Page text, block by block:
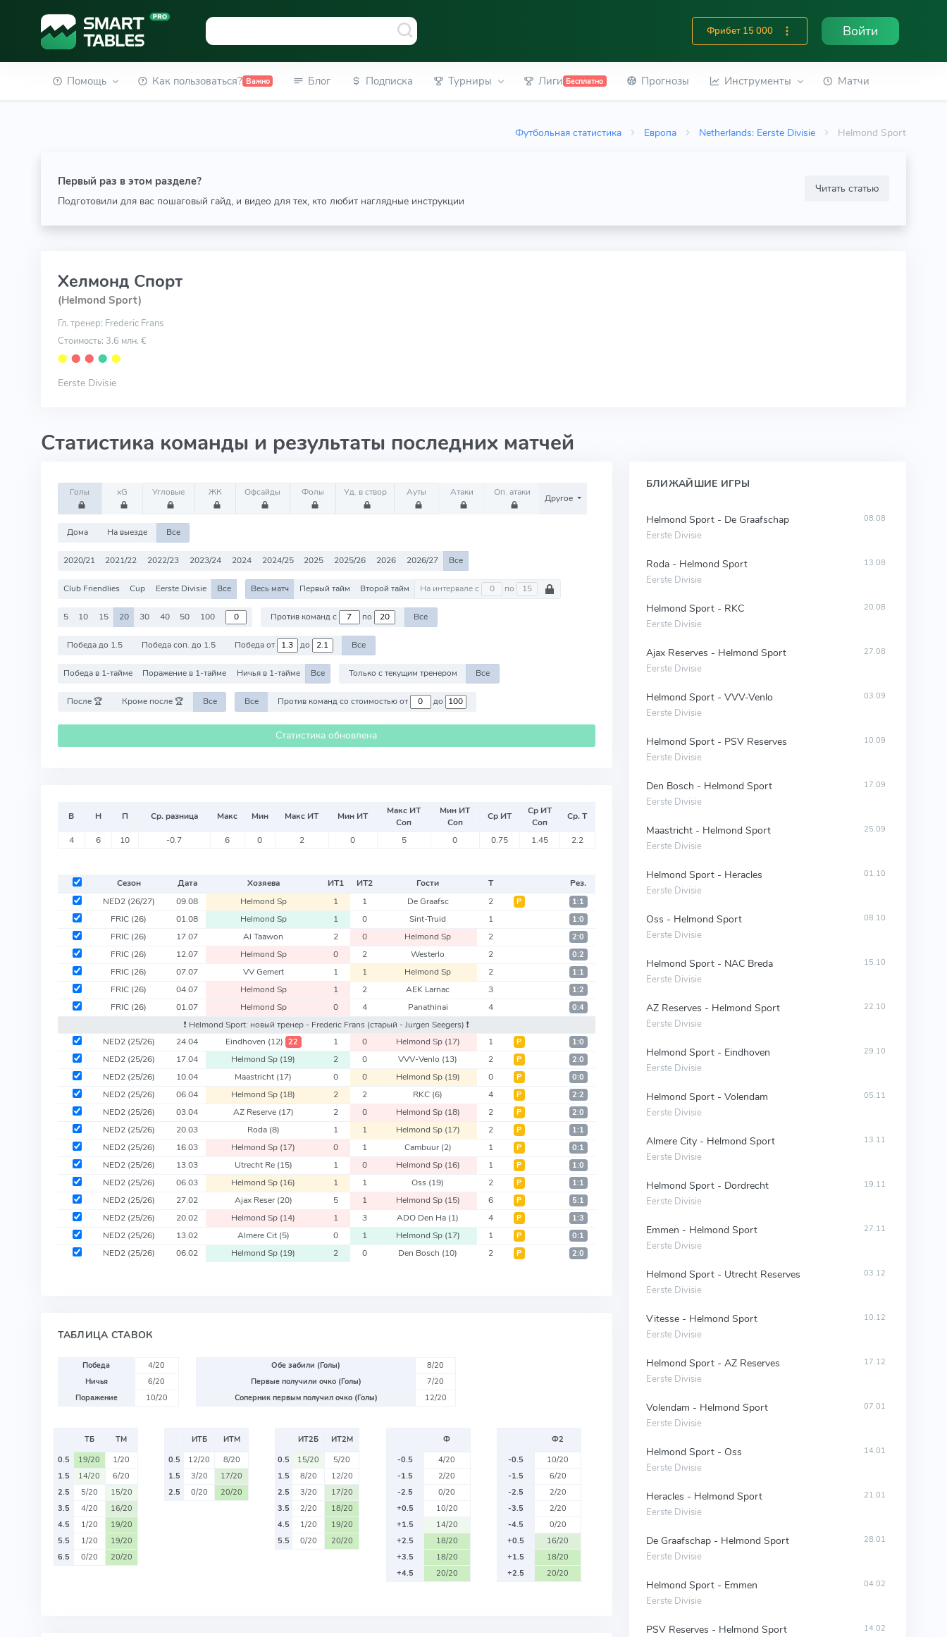
Фрибет 15 000 Войти
Помощь Как пользоваться? Важно Блог Подписка Турниры Лиги Бесплатно Прогнозы Инструменты Матчи
Футбольная статистика Европа Netherlands: Eerste Divisie Helmond Sport
Первый раз в этом разделе?
Подготовили для вас пошаговый гайд, и видео для тех, кто любит наглядные инструкции
Читать статью
Хелмонд Спорт
(Helmond Sport)
Гл. тренер: Frederic Frans
Стоимость: 3.6 млн. €
⬤ ⬤ ⬤ ⬤ ⬤
Eerste Divisie
Статистика команды и результаты последних матчей
Голы xG Угловые ЖК Офсайды Фолы Уд. в створ Ауты Атаки Оп. атаки
Другое
Дома На выезде Все
2020/21 2021/22 2022/23 2023/24 2024 2024/25 2025 2025/26 2026 2026/27 Все
Club Friendlies Cup Eerste Divisie Все Весь матч Первый тайм Второй тайм На интервале с по
5 10 15 20 30 40 50 100 Против команд с по Все
Победа до 1.5 Победа соп. до 1.5 Победа от до Все
Победа в 1-тайме Поражение в 1-тайме Ничья в 1-тайме Все Только с текущим тренером Все
После 🏆 Кроме после 🏆 Все Все Против команд со стоимостью от до
Статистика обновлена
В Н П Ср. разница Макс Мин Макс ИТ Мин ИТ
Макс ИТ
Соп
Мин ИТ
Соп
Ср ИТ
Ср ИТ
Соп
Ср. Т
4 6 10 -0.7 6 0 2 0 5 0 0.75 1.45 2.2
Сезон Дата Хозяева ИТ1 ИТ2 Гости Т
Рез.
NED2 (26/27) 09.08 Helmond Sp 1 1 De Graafsc 2 Р 1:1
FRIC (26) 01.08 Helmond Sp 1 0 Sint-Truid 1 1:0
FRIC (26) 17.07 Al Taawon 2 0 Helmond Sp 2 2:0
FRIC (26) 12.07 Helmond Sp 0 2 Westerlo 2 0:2
FRIC (26) 07.07 VV Gemert 1 1 Helmond Sp 2 1:1
FRIC (26) 04.07 Helmond Sp 1 2 AEK Larnac 3 1:2
FRIC (26) 01.07 Helmond Sp 0 4 Panathinai 4 0:4
❗️ Helmond Sport: новый тренер - Frederic Frans (старый - Jurgen Seegers) ❗️
NED2 (25/26) 24.04 Eindhoven (12) 22 1 0 Helmond Sp (17) 1 Р 1:0
NED2 (25/26) 17.04 Helmond Sp (19) 2 0 VVV-Venlo (13) 2 Р 2:0
NED2 (25/26) 10.04 Maastricht (17) 0 0 Helmond Sp (19) 0 Р 0:0
NED2 (25/26) 06.04 Helmond Sp (18) 2 2 RKC (6) 4 Р 2:2
NED2 (25/26) 03.04 AZ Reserve (17) 2 0 Helmond Sp (18) 2 Р 2:0
NED2 (25/26) 20.03 Roda (8) 1 1 Helmond Sp (17) 2 Р 1:1
NED2 (25/26) 16.03 Helmond Sp (17) 0 1 Cambuur(2) 1 Р 0:1
NED2 (25/26) 13.03 Utrecht Re (15) 1 0 Helmond Sp (16) 1 Р 1:0
NED2 (25/26) 06.03 Helmond Sp (16) 1 1 Oss (19) 2 Р 1:1
NED2 (25/26) 27.02 Ajax Reser(20) 5 1 Helmond Sp (15) 6 Р 5:1
NED2 (25/26) 20.02 Helmond Sp (14) 1 3 ADO Den Ha (1) 4 Р 1:3
NED2 (25/26) 13.02 Almere Cit (5) 0 1 Helmond Sp (17) 1 Р 0:1
NED2 (25/26) 06.02 Helmond Sp (19) 2 0 Den Bosch (10) 2 Р 2:0
ТАБЛИЦА СТАВОК
Победа
4/20
Ничья
6/20
Поражение
10/20
Обе забили (Голы)
8/20
Первые получили очко (Голы)
7/20
Соперник первым получил очко (Голы)
12/20
ТБ
ТМ
0.5
19/20
1/20
1.5
14/20
6/20
2.5
5/20
15/20
3.5
4/20
16/20
4.5
1/20
19/20
5.5
1/20
19/20
6.5
0/20 20/20
ИТБ
ИТМ
0.5
12/20
8/20
1.5
3/20
17/20
2.5
0/20 20/20
ИТ2Б
ИТ2М
0.5
15/20
5/20
1.5
8/20
12/20
2.5
3/20
17/20
3.5
2/20
18/20
4.5
1/20
19/20
5.5
0/20 20/20
Ф
-0.5
4/20
-1.5
2/20
-2.5
0/20
+0.5
10/20
+1.5
14/20
+2.5
18/20
+3.5
18/20
+4.5
20/20
Ф2
-0.5
10/20
-1.5
6/20
-2.5
2/20
-3.5
2/20
-4.5
0/20
+0.5
16/20
+1.5
18/20
+2.5
20/20
БЛИЖАЙШИЕ ИГРЫ
Helmond Sport - De Graafschap
Eerste Divisie
08.08
Roda - Helmond Sport
Eerste Divisie
13.08
Helmond Sport - RKC
Eerste Divisie
20.08
Ajax Reserves - Helmond Sport
Eerste Divisie
27.08
Helmond Sport - VVV-Venlo
Eerste Divisie
03.09
Helmond Sport - PSV Reserves
Eerste Divisie
10.09
Den Bosch - Helmond Sport
Eerste Divisie
17.09
Maastricht - Helmond Sport
Eerste Divisie
25.09
Helmond Sport - Heracles
Eerste Divisie
01.10
Oss - Helmond Sport
Eerste Divisie
08.10
Helmond Sport - NAC Breda
Eerste Divisie
15.10
AZ Reserves - Helmond Sport
Eerste Divisie
22.10
Helmond Sport - Eindhoven
Eerste Divisie
29.10
Helmond Sport - Volendam
Eerste Divisie
05.11
Almere City - Helmond Sport
Eerste Divisie
13.11
Helmond Sport - Dordrecht
Eerste Divisie
19.11
Emmen - Helmond Sport
Eerste Divisie
27.11
Helmond Sport - Utrecht Reserves
Eerste Divisie
03.12
Vitesse - Helmond Sport
Eerste Divisie
10.12
Helmond Sport - AZ Reserves
Eerste Divisie
17.12
Volendam - Helmond Sport
Eerste Divisie
07.01
Helmond Sport - Oss
Eerste Divisie
14.01
Heracles - Helmond Sport
Eerste Divisie
21.01
De Graafschap - Helmond Sport
Eerste Divisie
28.01
Helmond Sport - Emmen
Eerste Divisie
04.02
PSV Reserves - Helmond Sport 14.02